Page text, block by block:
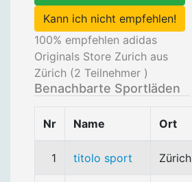
Kann ich nicht empfehlen!
100% empfehlen adidas
Originals Store Zurich aus
Zürich (2 Teilnehmer )
Benachbarte Sportläden
Nr Name Ort
1 titolo sport Zürich